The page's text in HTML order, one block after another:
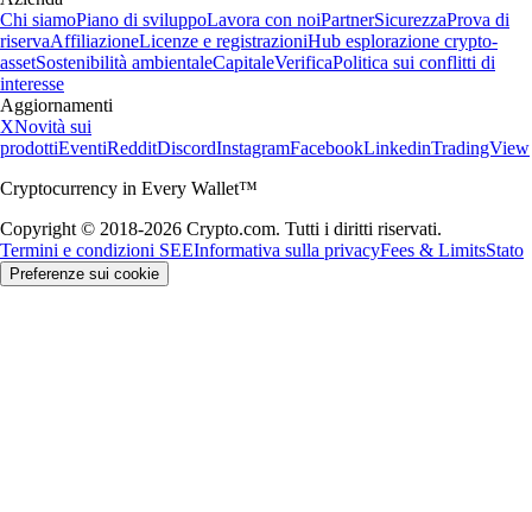
Chi siamoPiano di sviluppoLavora con noiPartnerSicurezzaProva di
riservaAffiliazioneLicenze e registrazioniHub esplorazione crypto-
assetSostenibilità ambientaleCapitaleVerificaPolitica sui conflitti di
interesse
Aggiornamenti
XNovità sui
prodottiEventiRedditDiscordInstagramFacebookLinkedinTradingView
Cryptocurrency in Every Wallet™
Copyright © 2018-2026 Crypto.com. Tutti i diritti riservati.
Termini e condizioni SEEInformativa sulla privacyFees & LimitsStato
Preferenze sui cookie